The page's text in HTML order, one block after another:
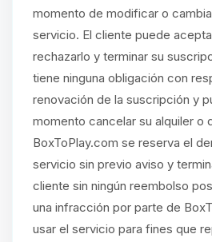
momento de modificar o
servicio. El cliente puede
rechazarlo y terminar su
tiene ninguna obligación con
renovación de la suscripción y
momento cancelar su alquiler o
BoxToPlay.com se reserva el
servicio sin previo aviso y
cliente sin ningún reembolso
una infracción por parte de
usar el servicio para fines que